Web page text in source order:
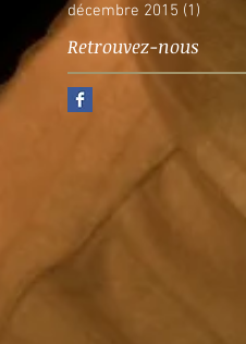
décembre 2015 (1)
Retrouvez-nous